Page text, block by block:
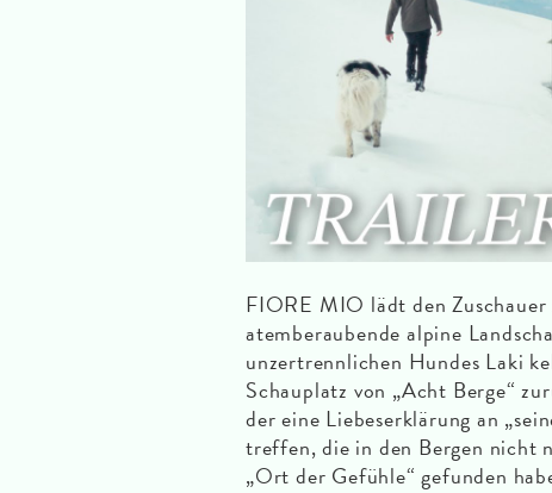
FIORE MIO lädt den
atemberaubende alpine
unzertrennlichen Hundes Laki
Schauplatz von „Acht Berge“
der eine Liebeserklärung an
treffen, die in den Bergen nicht
„Ort der Gefühle“ gefunden